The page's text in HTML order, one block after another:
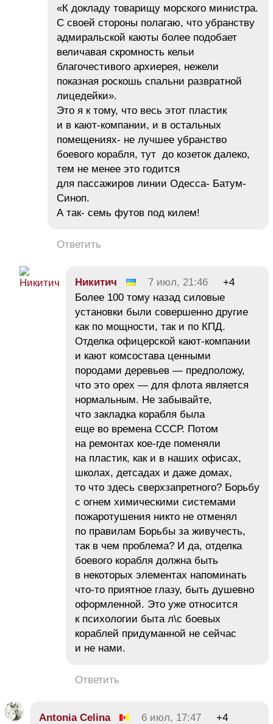
«К докладу товарищу морского министра.
С своей стороны полагаю, что убранству
адмиральской каюты более подобает
величавая скромность кельи
благочестивого архиерея, нежели
показная роскошь спальни развратной
лицедейки».
Это я к тому, что весь этот пластик
и в кают-компании, и в остальных
помещениях- не лучшее убранство
боевого корабля, тут до козеток далеко,
тем не менее это годится
для пассажиров линии Одесса- Батум-
Синоп.
А так- семь футов под килем!
Ответить
Никитич 7 июл, 21:46
+4
Более 100 тому назад силовые
установки были совершенно другие
как по мощности, так и по КПД.
Отделка офицерской кают-компании
и кают комсостава ценными
породами деревьев — предположу,
что это орех — для флота является
нормальным. Не забывайте,
что закладка корабля была
еще во времена СССР. Потом
на ремонтах кое-где поменяли
на пластик, как и в наших офисах,
школах, детсадах и даже домах,
то что здесь сверхзапретного? Борьбу
с огнем химическими системами
пожаротушения никто не отменял
по правилам Борьбы за живучесть,
так в чем проблема? И да, отделка
боевого корабля должна быть
в некоторых элементах напоминать
что-то приятное глазу, быть душевно
оформленной. Это уже относится
к психологии быта л\с боевых
кораблей придуманной не сейчас
и не нами.
Ответить
Antonia Celina 6 июл, 17:47
+4